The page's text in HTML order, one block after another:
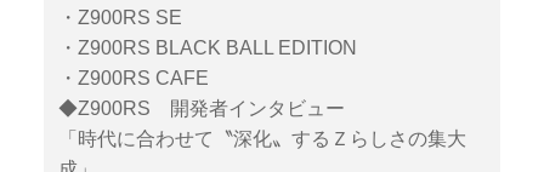
・Z900RS SE
・Z900RS BLACK BALL EDITION
・Z900RS CAFE
◆Z900RS 開発者インタビュー
「時代に合わせて〝深化〟するＺらしさの集大